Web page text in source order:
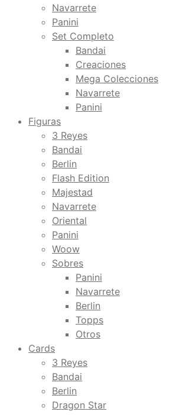
Navarrete
Panini
Set Completo
Bandai
Creaciones
Mega Colecciones
Navarrete
Panini
Figuras
3 Reyes
Bandai
Berlin
Flash Edition
Majestad
Navarrete
Oriental
Panini
Woow
Sobres
Panini
Navarrete
Berlin
Topps
Otros
Cards
3 Reyes
Bandai
Berlin
Dragon Star